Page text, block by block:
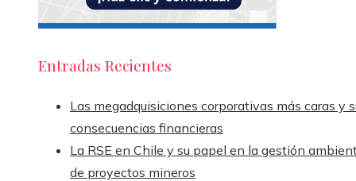
Entradas Recientes
Las megadquisiciones corporativas más caras y
consecuencias financieras
La RSE en Chile y su papel en la gestión
de proyectos mineros